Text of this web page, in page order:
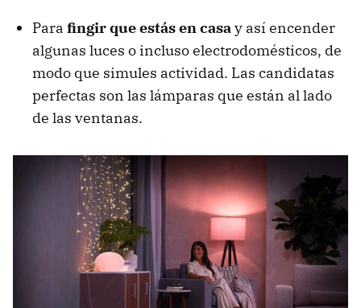
Para fingir que estás en casay así encender
algunas luces o incluso electrodomésticos, de
modo que simules actividad. Las candidatas
perfectas son las lámparas que están al lado
de las ventanas.